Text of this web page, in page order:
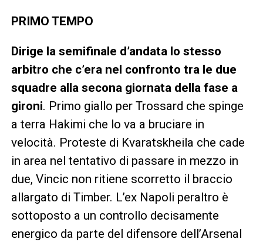
PRIMO TEMPO
Dirige la semifinale d’andata lo stesso
arbitro che c’era nel confronto tra le due
squadre alla secona giornata della fase a
gironi. Primo giallo per Trossard che spinge
a terra Hakimi che lo va a bruciare in
velocità. Proteste di Kvaratskheila che cade
in area nel tentativo di passare in mezzo in
due, Vincic non ritiene scorretto il braccio
allargato di Timber. L’ex Napoli peraltro è
sottoposto a un controllo decisamente
energico da parte del difensore dell’Arsenal